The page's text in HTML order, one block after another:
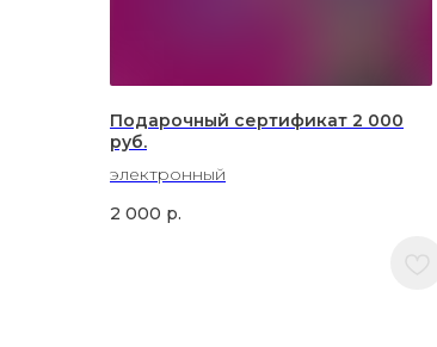
Подарочный сертификат 2 000
руб.
электронный
2 000 р.